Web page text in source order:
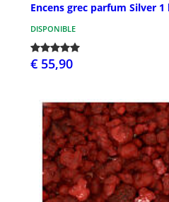
Encens grec parfum Silver 1
DISPONIBLE
€ 55,90